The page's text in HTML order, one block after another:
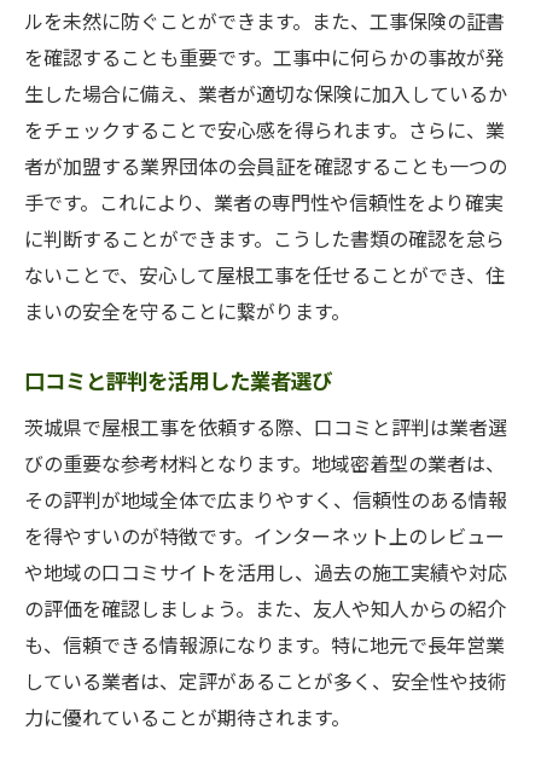
ルを未然に防ぐことができます。また、工事保険の証書
を確認することも重要です。工事中に何らかの事故が発
生した場合に備え、業者が適切な保険に加入しているか
をチェックすることで安心感を得られます。さらに、業
者が加盟する業界団体の会員証を確認することも一つの
手です。これにより、業者の専門性や信頼性をより確実
に判断することができます。こうした書類の確認を怠ら
ないことで、安心して屋根工事を任せることができ、住
まいの安全を守ることに繋がります。
口コミと評判を活用した業者選び
茨城県で屋根工事を依頼する際、口コミと評判は業者選
びの重要な参考材料となります。地域密着型の業者は、
その評判が地域全体で広まりやすく、信頼性のある情報
を得やすいのが特徴です。インターネット上のレビュー
や地域の口コミサイトを活用し、過去の施工実績や対応
の評価を確認しましょう。また、友人や知人からの紹介
も、信頼できる情報源になります。特に地元で長年営業
している業者は、定評があることが多く、安全性や技術
力に優れていることが期待されます。